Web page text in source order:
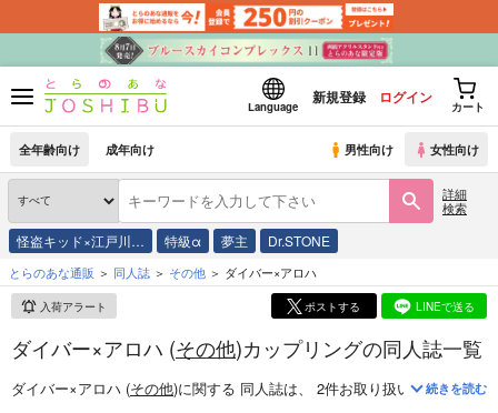
Language
新規登録 ログイン
カート
全年齢向け 成年向け 男性向け 女性向け
詳細
検索
怪盗キッド×江戸川… 特級α 夢主 Dr.STONE
とらのあな通販 同人誌 その他 ダイバー×アロハ
入荷アラート ポストする LINEで送る
ダイバー×アロハ (その他)カップリングの同人誌一覧
ダイバー×アロハ (その他)に関する 同人誌は、 2件お取り扱いがございま
続きを読む